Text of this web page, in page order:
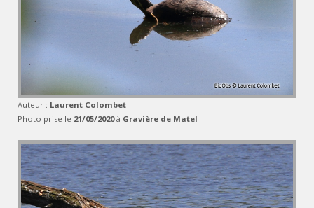
Auteur : Laurent Colombet
Photo prise le 21/05/2020à Gravière de Matel